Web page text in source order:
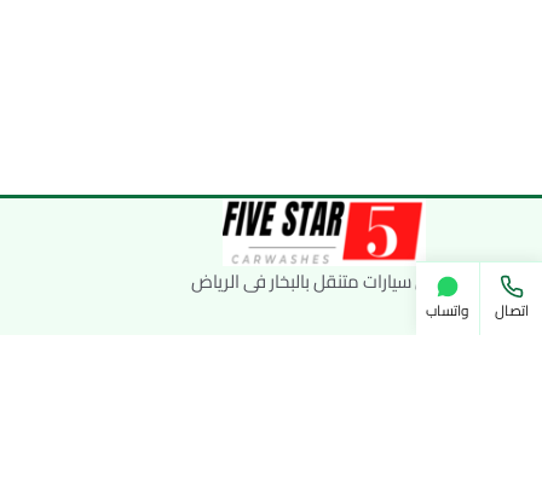
غسيل سيارات متنقل بالبخار فى الرياض
اتصال واتساب